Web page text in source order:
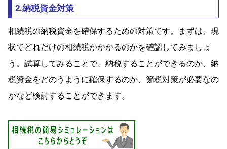
2.納税資金対策
相続税の納税資金を確保するための対策です。まずは、現
状でどれだけの相続税がかかるのかを確認してみましょ
う。試算してみることで、納税することができるのか、納
税資金をどのうように確保するのか、節税対策が必要なの
かなど検討することができます。